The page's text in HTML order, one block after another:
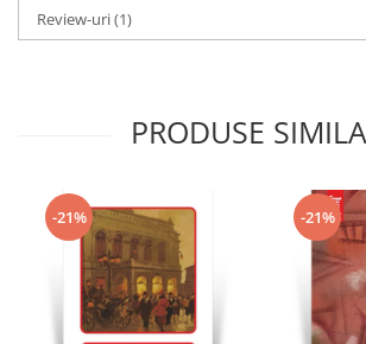
Review-uri(1)
PRODUSE
-21% -21%